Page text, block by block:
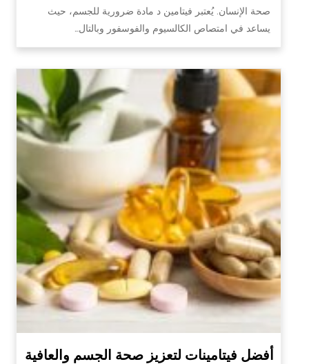
صحة الإنسان. يُعتبر فيتامين د مادة ضرورية للجسم، حيث
يساعد في امتصاص الكالسيوم والفوسفور وبالتال…
أفضل فيتامينات لتعزيز صحة الجسم والعافية